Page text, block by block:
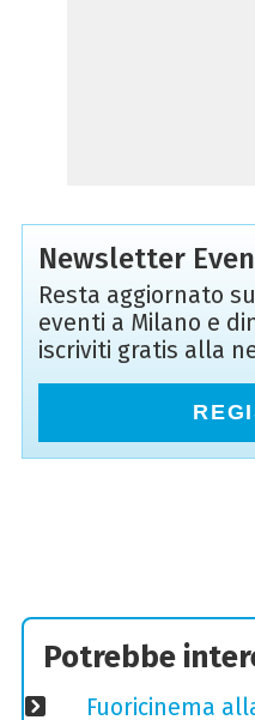
Newsletter
Resta aggiornato
eventi a Milano e
iscriviti gratis alla
Potrebbe
Fuoricinema